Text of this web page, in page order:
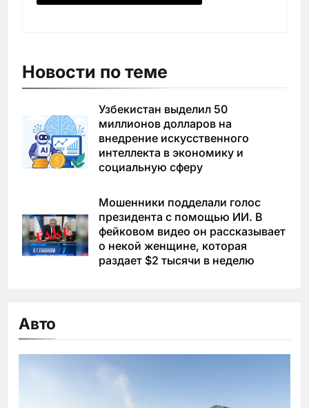
Новости по теме
Узбекистан выделил 50
миллионов долларов на
внедрение искусственного
интеллекта в экономику и
социальную сферу
Мошенники подделали голос
президента с помощью ИИ. В
фейковом видео он рассказывает
о некой женщине, которая
раздает $2 тысячи в неделю
Авто